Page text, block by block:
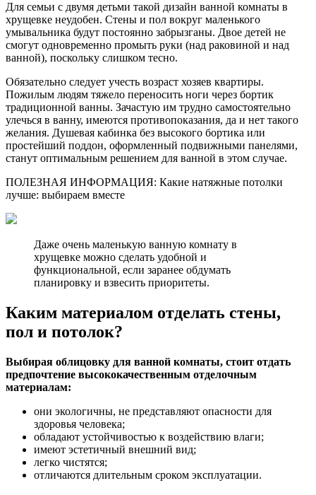
Для семьи с двумя детьми такой дизайн ванной комнаты в
хрущевке неудобен. Стены и пол вокруг маленького
умывальника будут постоянно забрызганы. Двое детей не
смогут одновременно промыть руки (над раковиной и над
ванной), поскольку слишком тесно.
Обязательно следует учесть возраст хозяев квартиры.
Пожилым людям тяжело переносить ноги через бортик
традиционной ванны. Зачастую им трудно самостоятельно
улечься в ванну, имеются противопоказания, да и нет такого
желания. Душевая кабинка без высокого бортика или
простейший поддон, оформленный подвижными панелями,
станут оптимальным решением для ванной в этом случае.
ПОЛЕЗНАЯ ИНФОРМАЦИЯ: Какие натяжные потолки
лучше: выбираем вместе
Даже очень маленькую ванную комнату в
хрущевке можно сделать удобной и
функциональной, если заранее обдумать
планировку и взвесить приоритеты.
Каким материалом отделать стены,
пол и потолок?
Выбирая облицовку для ванной комнаты, стоит отдать
предпочтение высококачественным отделочным
материалам:
они экологичны, не представляют опасности для
здоровья человека;
обладают устойчивостью к воздействию влаги;
имеют эстетичный внешний вид;
легко чистятся;
отличаются длительным сроком эксплуатации.